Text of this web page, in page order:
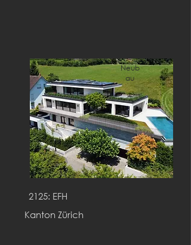
Neub
au
2125: EFH
Kanton Zürich